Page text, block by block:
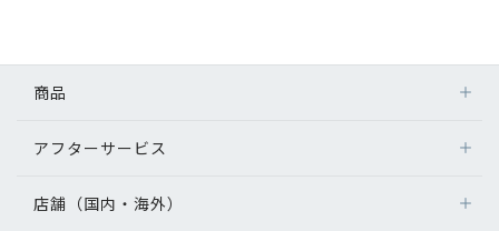
商品
アフターサービス
店舗（国内・海外）